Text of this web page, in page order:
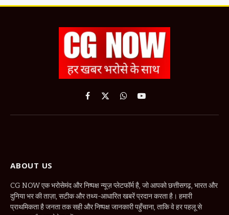
Facebook
X
WhatsApp
YouTube
ABOUT US
CG NOW एक भरोसेमंद और निष्पक्ष न्यूज़ प्लेटफॉर्म है, जो आपको छत्तीसगढ़, भारत और
दुनिया भर की ताज़ा, सटीक और तथ्य-आधारित खबरें प्रदान करता है। हमारी
प्राथमिकता है जनता तक सही और निष्पक्ष जानकारी पहुँचाना, ताकि वे हर पहलू से